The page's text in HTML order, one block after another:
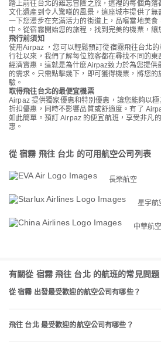
踏上前往台北的難忘冒險之旅，這裡的每個角
文化遺產到令人驚嘆的風景，這座城市提供了
一下您漫步在充滿活力的街道上，品嚐當地美
中。從宿霧開始您的旅程，找到完美的機票，讓
飛行前須知
使用Airpaz ，您可以輕鬆預訂從宿霧飛往台北
行社以來，我們了解每位旅客都在尋找不同的
經濟實惠。這就是為什麼Airpaz致力於為您提供
的需求。只需點擊幾下，即可獲得機票，將您
驗。
取得飛往台北的最便宜機票
Airpaz 提供獨家優惠和特別優惠，讓您能夠以
折扣優惠，同時不影響品質或舒適度。有了
如此簡單。預訂 Airpaz 的便宜航班，享受非凡
惠。
從 宿霧 飛往 台北 的可用航空公司列表
長榮航空
星宇航
中華航空
有關從 宿霧 飛往 台北 的航班的常見問題
從 宿霧 出發最受歡迎的航空公司有哪些？
飛往 台北 最受歡迎的航空公司有哪些？